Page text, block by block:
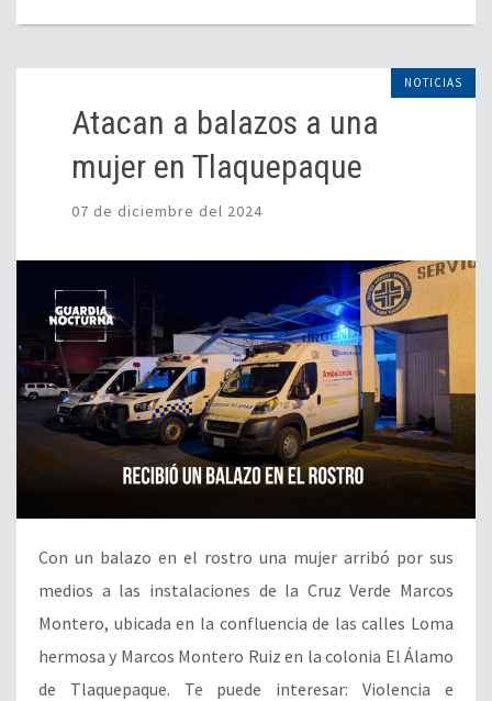
NOTICIAS
Atacan a balazos a una
mujer en Tlaquepaque
07 de diciembre del 2024
Con un balazo en el rostro una mujer arribó por sus
medios a las instalaciones de la Cruz Verde Marcos
Montero, ubicada en la confluencia de las calles Loma
hermosa y Marcos Montero Ruiz en la colonia El Álamo
de Tlaquepaque. Te puede interesar: Violencia e